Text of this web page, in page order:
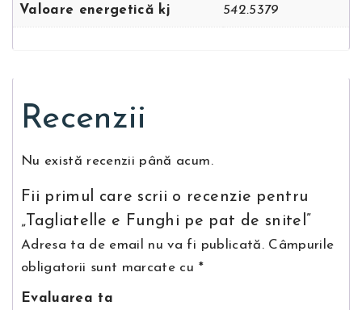
Valoare energetică kj 542.5379
Recenzii
Nu există recenzii până acum.
Fii primul care scrii o recenzie pentru
„Tagliatelle e Funghi pe pat de snitel”
Adresa ta de email nu va fi publicată. Câmpurile
obligatorii sunt marcate cu *
Evaluarea ta